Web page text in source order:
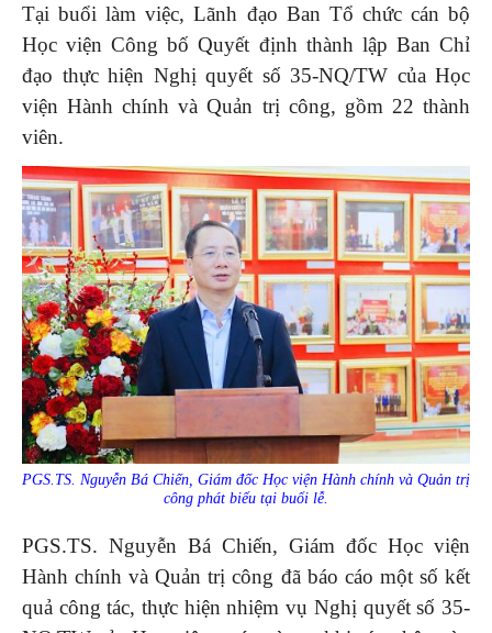
Tại buổi làm việc, Lãnh đạo Ban Tổ chức cán bộ
Học viện Công bố Quyết định thành lập Ban Chỉ
đạo thực hiện Nghị quyết số 35-NQ/TW của Học
viện Hành chính và Quản trị công, gồm 22 thành
viên.
PGS.TS. Nguyễn Bá Chiến, Giám đốc Học viện Hành chính và Quản trị
công phát biểu tại buổi lễ.
PGS.TS. Nguyễn Bá Chiến, Giám đốc Học viện
Hành chính và Quản trị công đã báo cáo một số kết
quả công tác, thực hiện nhiệm vụ Nghị quyết số 35-